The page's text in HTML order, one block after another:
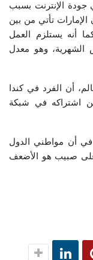
الإنترنت بسبب
الإمارات تأتي من بين
أنه يستلزم العمل
الشهرية، وهو معدل
85 بلدا في العالم، أن الفرد في كندا
حتى يضمن اشتراكه في شبكة
في أن مواطني الدول
على صبيب هو الأضعف